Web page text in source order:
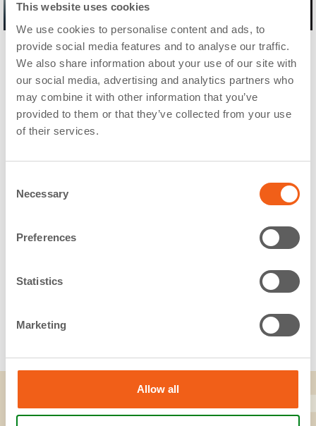
This website uses cookies
We use cookies to personalise content and ads, to
provide social media features and to analyse our traffic.
We also share information about your use of our site with
our social media, advertising and analytics partners who
may combine it with other information that you’ve
provided to them or that they’ve collected from your use
of their services.
Selection
Necessary
Preferences
Statistics
Marketing
Allow all
Otros tratamientos:
CONFLICTOS FAMILIARES